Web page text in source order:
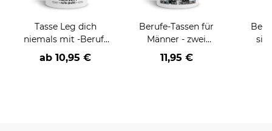
Tasse Leg dich
niemals mit -Beruf-
an
ab 10,95 €
Berufe-Tassen für
Männer - zwei
Farbvarianten
11,95 €